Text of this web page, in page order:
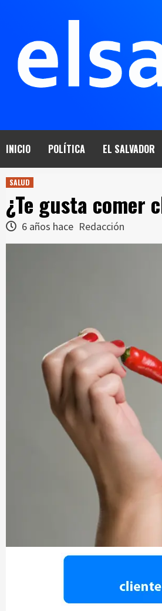
INICIO POLÍTICA EL SALVADOR
SALUD
¿Te gusta comer
6 años hace Redacción